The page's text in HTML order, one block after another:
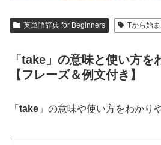
英単語辞典 for Beginners Tから始
「take」の意味と使い方を
【フレーズ＆例文付き】
「 take 」の意味や使い方をわかり